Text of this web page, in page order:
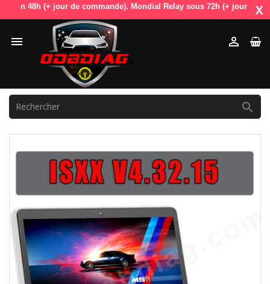
en 48h (+ jour de commande). Mondial Relay sous 72h (+ jour de X
 
